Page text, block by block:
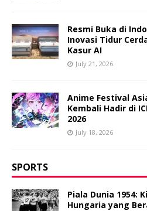
Resmi Buka di
Inovasi Tidur
Kasur AI
July 21, 2026
Anime Festival
Kembali Hadir di
2026
July 18, 2026
SPORTS
Piala Dunia 1954:
Hungaria yang